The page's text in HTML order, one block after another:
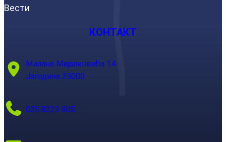
Вести
КОНТАКТ
Милана Мијалковића 14
Јагодина 35000
035 8223 805